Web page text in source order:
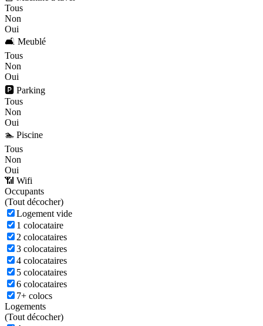
Tous
Non
Oui
🛋️ Meublé
Tous
Non
Oui
🅿️ Parking
Tous
Non
Oui
🏊 Piscine
Tous
Non
Oui
📶 Wifi
Occupants
(Tout décocher)
Logement vide
1 colocataire
2 colocataires
3 colocataires
4 colocataires
5 colocataires
6 colocataires
7+ colocs
Logements
(Tout décocher)